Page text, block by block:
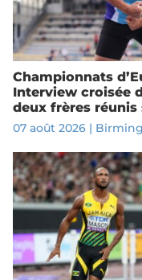
Championnats
Interview croisée
deux frères
07 août 2026|